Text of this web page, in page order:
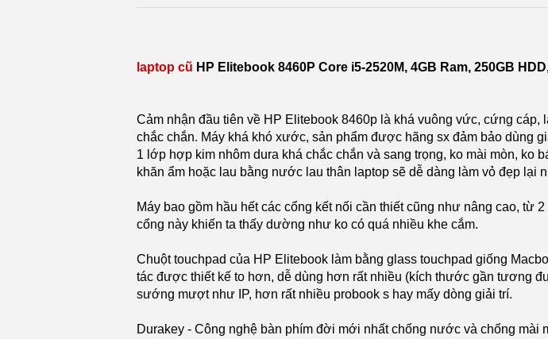
laptop cũ HP Elitebook 8460P Core i5-2520M, 4GB Ram, 250GB
Cảm nhận đầu tiên về HP Elitebook 8460p là khá vuông vức, cứng
chắc chắn. Máy khá khó xước, sản phẩm được hãng sx đảm bảo
1 lớp hợp kim nhôm dura khá chắc chắn và sang trọng, ko mài mòn, ko
khăn ẩm hoặc lau bằng nước lau thân laptop sẽ dễ dàng làm vỏ đẹp lại
Máy bao gồm hầu hết các cổng kết nối cần thiết cũng như nâng cao, từ
cổng này khiến ta thấy dường như ko có quá nhiều khe cắm.
Chuột touchpad của HP Elitebook làm bằng glass touchpad giống
tác được thiết kế to hơn, dễ dùng hơn rất nhiều (kích thước gần tương
sướng mượt như IP, hơn rất nhiều probook s hay mấy dòng giải trí.
Durakey - Công nghệ bàn phím đời mới nhất chống nước và chống